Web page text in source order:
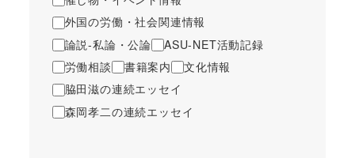
外国の労働・社会関連情報
論説-私論・公論
ASU-NET活動記録
労働相談
書籍案内
文化情報
脇田滋の連続エッセイ
森岡孝二の連続エッセイ